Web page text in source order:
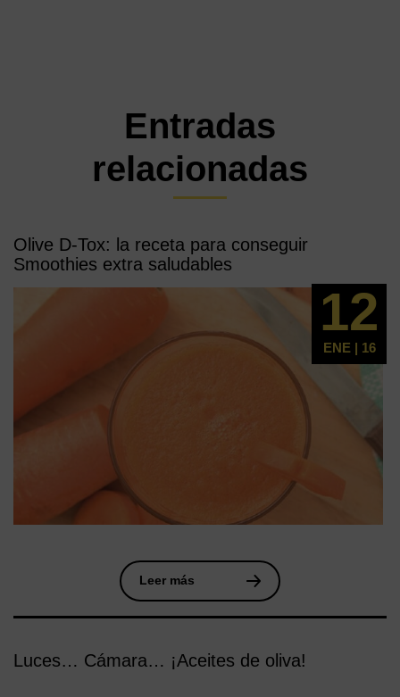
Entradas
relacionadas
Olive D-Tox: la receta para conseguir
Smoothies extra saludables
12
ENE | 16
Leer más
Luces… Cámara… ¡Aceites de oliva!